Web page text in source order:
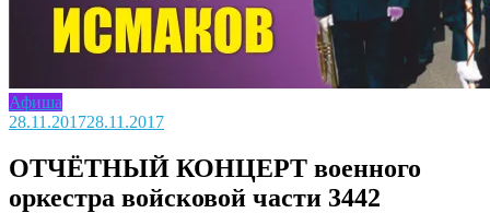
Афиша
28.11.201728.11.2017
ОТЧЁТНЫЙ КОНЦЕРТ военного
оркестра войсковой части 3442